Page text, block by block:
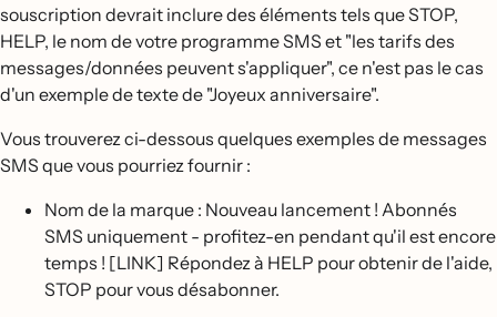
souscription devrait inclure des éléments tels que STOP,
HELP, le nom de votre programme SMS et "les tarifs des
messages/données peuvent s'appliquer", ce n'est pas le cas
d'un exemple de texte de "Joyeux anniversaire".
Vous trouverez ci-dessous quelques exemples de messages
SMS que vous pourriez fournir :
Nom de la marque : Nouveau lancement ! Abonnés
SMS uniquement - profitez-en pendant qu'il est encore
temps ! [LINK] Répondez à HELP pour obtenir de l'aide,
STOP pour vous désabonner.